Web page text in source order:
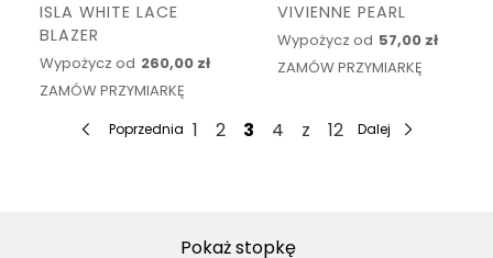
ISLA WHITE LACE
BLAZER
Wypożycz od 260,00 zł
ZAMÓW PRZYMIARKĘ
VIVIENNE PEARL
Wypożycz od 57,00 zł
ZAMÓW PRZYMIARKĘ
Poprzednia 1 2 3 4 z 12 Dalej
Pokaż stopkę